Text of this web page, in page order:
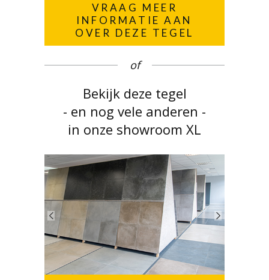
VRAAG MEER
INFORMATIE AAN
OVER DEZE TEGEL
of
Bekijk deze tegel
- en nog vele anderen -
in onze showroom XL